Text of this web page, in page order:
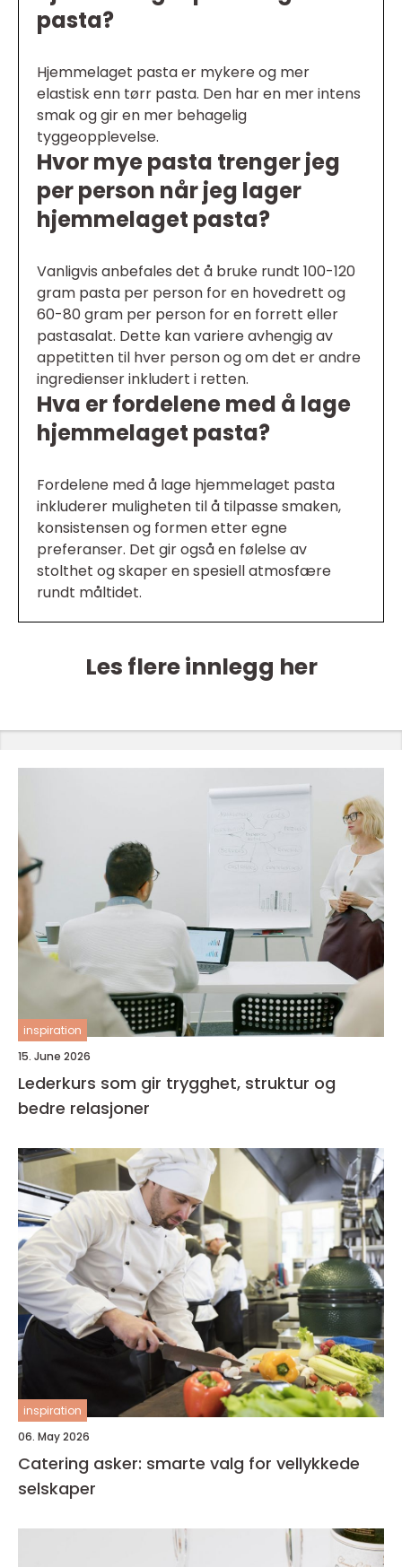
pasta?
Hjemmelaget pasta er mykere og mer
elastisk enn tørr pasta. Den har en mer intens
smak og gir en mer behagelig
tyggeopplevelse.
Hvor mye pasta trenger jeg
per person når jeg lager
hjemmelaget pasta?
Vanligvis anbefales det å bruke rundt 100-120
gram pasta per person for en hovedrett og
60-80 gram per person for en forrett eller
pastasalat. Dette kan variere avhengig av
appetitten til hver person og om det er andre
ingredienser inkludert i retten.
Hva er fordelene med å lage
hjemmelaget pasta?
Fordelene med å lage hjemmelaget pasta
inkluderer muligheten til å tilpasse smaken,
konsistensen og formen etter egne
preferanser. Det gir også en følelse av
stolthet og skaper en spesiell atmosfære
rundt måltidet.
Les flere innlegg her
inspiration
15. June 2026
Lederkurs som gir trygghet, struktur og
bedre relasjoner
inspiration
06. May 2026
Catering asker: smarte valg for vellykkede
selskaper